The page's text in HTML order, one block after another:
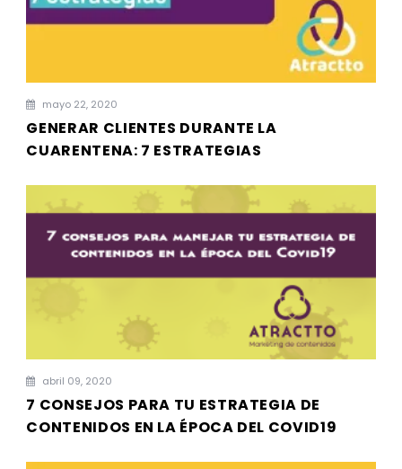
mayo 22, 2020
GENERAR CLIENTES DURANTE LA
CUARENTENA: 7 ESTRATEGIAS
abril 09, 2020
7 CONSEJOS PARA TU ESTRATEGIA DE
CONTENIDOS EN LA ÉPOCA DEL COVID19